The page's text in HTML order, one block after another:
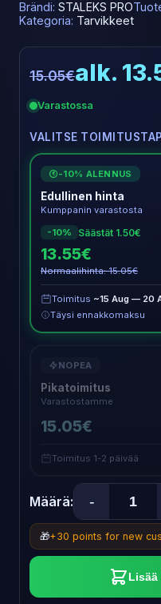
Brändi: STALEKS PRO
Kategoria: Tarvikkeet
15.05€alk.
Varastossa
VALITSE
€ -10% ALENNUS
Edullinen hinta
Kumppanin varastosta
-10%
Säästät 1.50€
13.55€
Normaalihinta: 15.05€
Toimitus ~15 Aug — 20
Täysi ennakkomaksu
NOPEA
Pikatoimitus
Varastostamme
15.05€
Toimitus 1-2 päivää
Määrä: -
🎁+30 points for new